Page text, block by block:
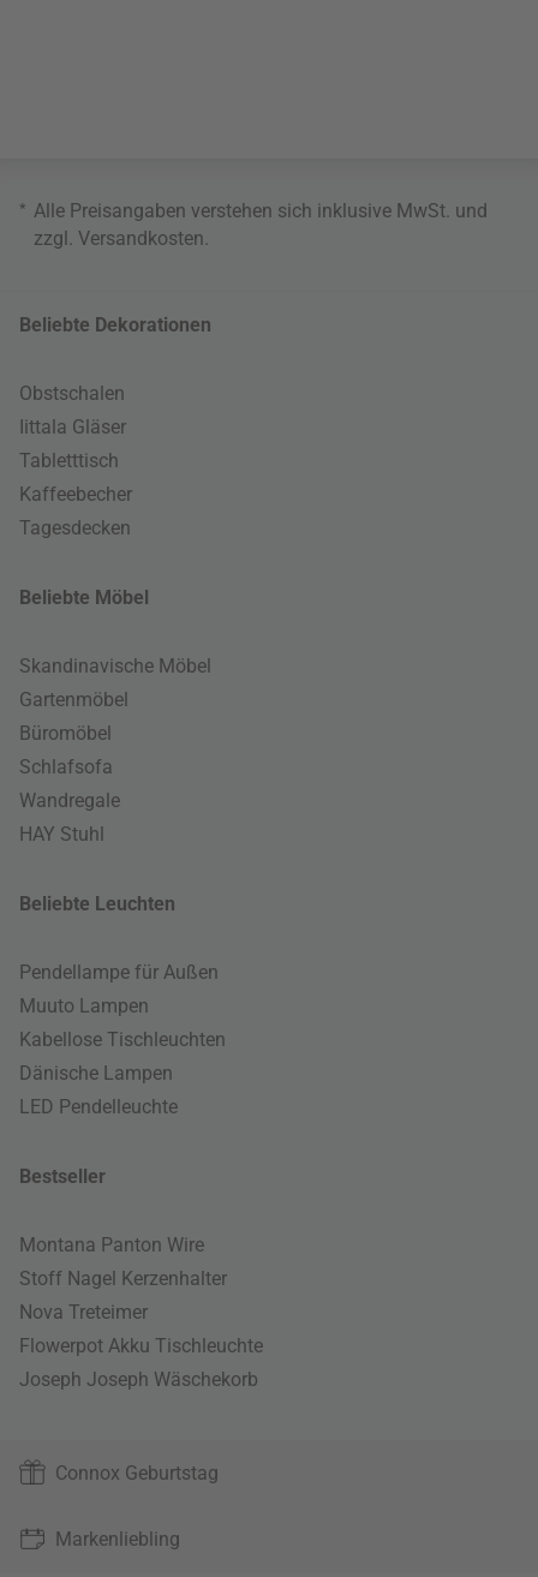
* Alle Preisangaben verstehen sich inklusive MwSt. und
zzgl. Versandkosten
Beliebte Dekorationen
Obstschalen
Iittala Gläser
Tabletttisch
Kaffeebecher
Tagesdecken
Beliebte Möbel
Skandinavische Möbel
Gartenmöbel
Büromöbel
Schlafsofa
Wandregale
HAY Stuhl
Beliebte Leuchten
Pendellampe für Außen
Muuto Lampen
Kabellose Tischleuchten
Dänische Lampen
LED Pendelleuchte
Bestseller
Montana Panton Wire
Stoff Nagel Kerzenhalter
Nova Treteimer
Flowerpot Akku Tischleuchte
Joseph Joseph Wäschekorb
Connox Geburtstag
Markenliebling